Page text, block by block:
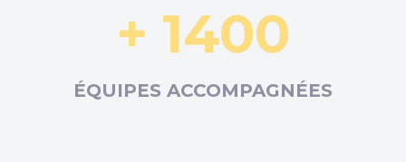
+ 1400
ÉQUIPES ACCOMPAGNÉES